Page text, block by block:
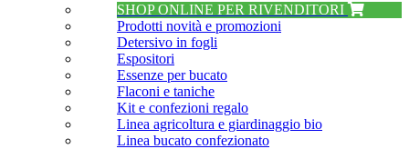
SHOP ONLINE PER RIVENDITORI
Prodotti novità e promozioni
Detersivo in fogli
Espositori
Essenze per bucato
Flaconi e taniche
Kit e confezioni regalo
Linea agricoltura e giardinaggio bio
Linea bucato confezionato